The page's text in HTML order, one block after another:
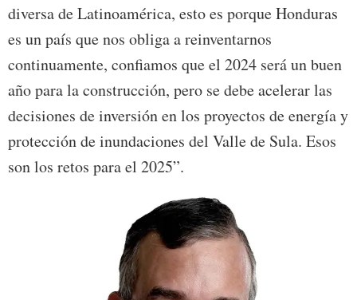
diversa de Latinoamérica, esto es porque Honduras
es un país que nos obliga a reinventarnos
continuamente, confiamos que el 2024 será un buen
año para la construcción, pero se debe acelerar las
decisiones de inversión en los proyectos de energía y
protección de inundaciones del Valle de Sula. Esos
son los retos para el 2025”.